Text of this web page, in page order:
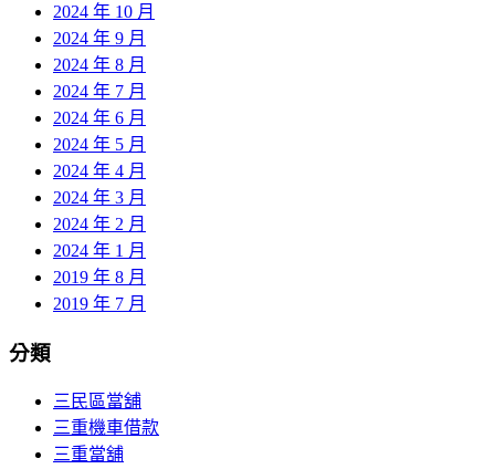
2024 年 10 月
2024 年 9 月
2024 年 8 月
2024 年 7 月
2024 年 6 月
2024 年 5 月
2024 年 4 月
2024 年 3 月
2024 年 2 月
2024 年 1 月
2019 年 8 月
2019 年 7 月
分類
三民區當舖
三重機車借款
三重當舖